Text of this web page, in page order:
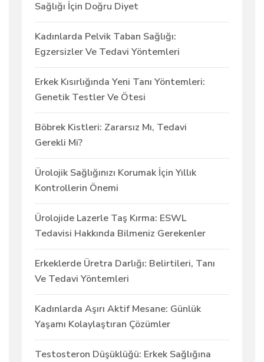
Sağlığı İçin Doğru Diyet
Kadınlarda Pelvik Taban Sağlığı:
Egzersizler Ve Tedavi Yöntemleri
Erkek Kısırlığında Yeni Tanı Yöntemleri:
Genetik Testler Ve Ötesi
Böbrek Kistleri: Zararsız Mı, Tedavi
Gerekli Mi?
Ürolojik Sağlığınızı Korumak İçin Yıllık
Kontrollerin Önemi
Ürolojide Lazerle Taş Kırma: ESWL
Tedavisi Hakkında Bilmeniz Gerekenler
Erkeklerde Üretra Darlığı: Belirtileri, Tanı
Ve Tedavi Yöntemleri
Kadınlarda Aşırı Aktif Mesane: Günlük
Yaşamı Kolaylaştıran Çözümler
Testosteron Düşüklüğü: Erkek Sağlığına